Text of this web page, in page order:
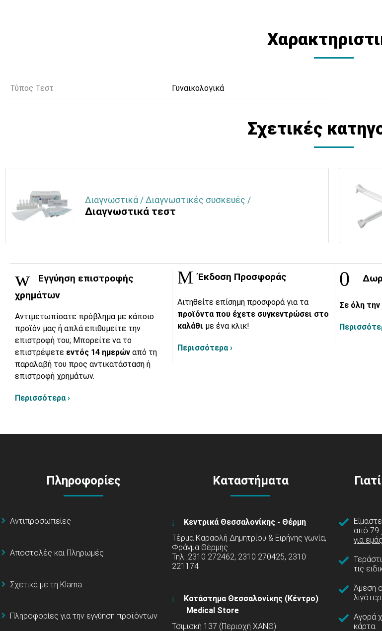
Τύπος Τεστ Γυναικολογικά
Σχετικές
Διαγνωστικά / Διαγνωστικές συσκευές /
Διαγνωστικά τεστ
Εγγύηση επιστροφής
χρημάτων
Αντιμετωπίσατε πρόβλημα με κάποιο
προϊόν μας ή απλά επιθυμείτε την
επιστροφή του; Μπορείτε να το
επιστρέψετε εντός 14 ημερών από τη
παραλαβή του προς αντικατάσταση ή
επιστροφή χρημάτων.
Περισσότερα ›
Έκδοση Προσφοράς
Αιτηθείτε επίσημη προσφορά για τα
προϊόντα που έχετε συγκεντρώσει στο
καλάθι με ένα κλικ!
Περισσότερα ›
Σε όλη
Πληροφορίες
Αντιπροσωπείες
Αποστολές και Πληρωμές
Σχετικά με τη Klarna
Πληροφορίες για την εγγύηση προϊόντων
Καταστήματα
Κεντρικά Θεσσαλονίκης - Θέρμη
Τέρμα Καραολή Δημητρίου & Ειρήνης γωνία,
Φράγμα Θέρμης
Τηλ: 2310 272462, 2310 270425, 2310
221174
Κατάστημα Θεσσαλονίκης (Κέντρο)
Medical Store
Τσιμισκή 137 (Περιοχή ΧΑΝΘ)
από 79
για
τις
Άμεση
Αγορά
κάρτα.